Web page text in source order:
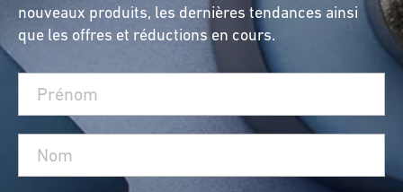
nouveaux produits, les dernières tendances ainsi
que les offres et réductions en cours.